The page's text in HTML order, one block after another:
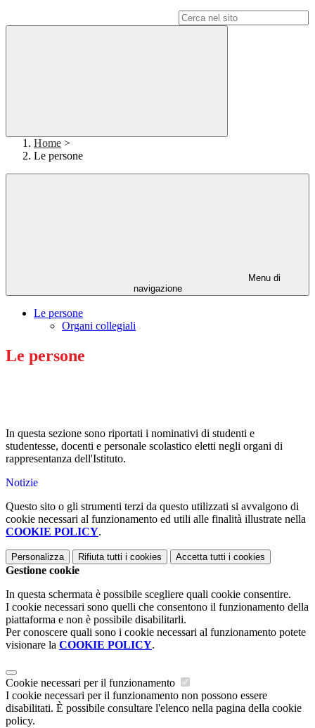
Home >
Le persone
Menu di
navigazione
Le persone
Organi collegiali
Le persone
In questa sezione sono riportati i nominativi di studenti e
studentesse, docenti e personale scolastico eletti negli organi di
rappresentanza dell'Istituto.
Notizie
Questo sito o gli strumenti terzi da questo utilizzati si avvalgono di
cookie necessari al funzionamento ed utili alle finalità illustrate nella
COOKIE POLICY.
Personalizza Rifiuta tutti i cookies Accetta tutti i cookies
Gestione cookie
In questa schermata è possibile scegliere quali cookie consentire.
I cookie necessari sono quelli che consentono il funzionamento della
piattaforma e non è possibile disabilitarli.
Per conoscere quali sono i cookie necessari al funzionamento potete
visionare la COOKIE POLICY.
Cookie necessari per il funzionamento
I cookie necessari per il funzionamento non possono essere
disabilitati. È possibile consultare l'elenco nella pagina della cookie
policy.